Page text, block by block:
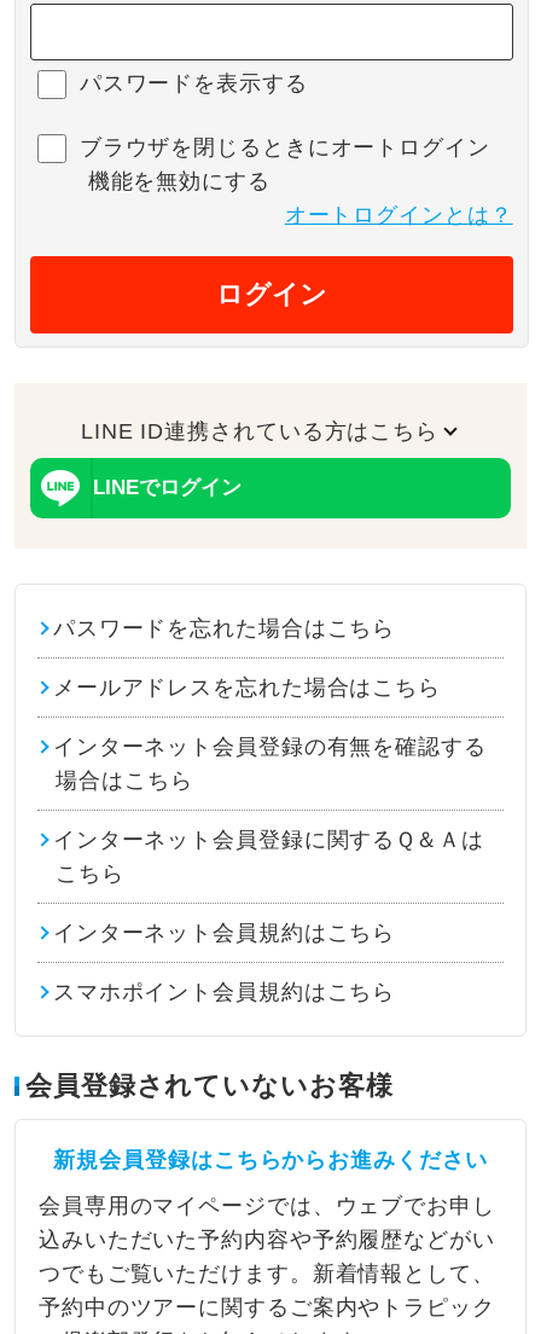
パスワードを表示する
ブラウザを閉じるときにオートログイン
機能を無効にする
オートログインとは？
ログイン
LINE ID連携されている方はこちら
LINEでログイン
パスワードを忘れた場合はこちら
メールアドレスを忘れた場合はこちら
インターネット会員登録の有無を確認する
場合はこちら
インターネット会員登録に関するＱ＆Ａは
こちら
インターネット会員規約はこちら
スマホポイント会員規約はこちら
会員登録されていないお客様
新規会員登録はこちらからお進みください
会員専用のマイページでは、ウェブでお申し
込みいただいた予約内容や予約履歴などがい
つでもご覧いただけます。新着情報として、
予約中のツアーに関するご案内やトラピック